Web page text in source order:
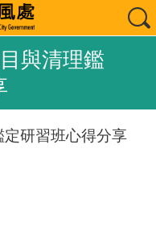
與清理鑑
研習班心得分享